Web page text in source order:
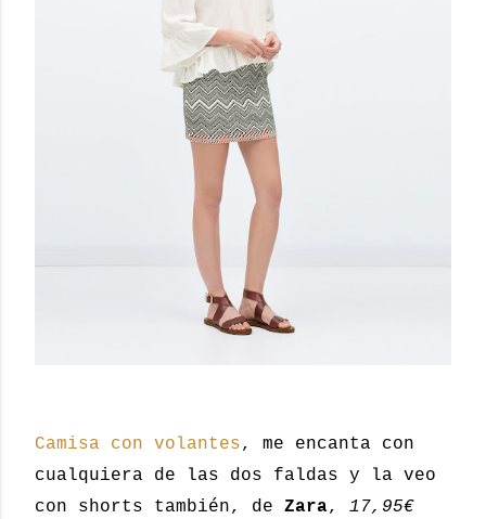
Camisa con volantes, me encanta con
cualquiera de las dos faldas y la veo
con shorts también, de Zara, 17,95€